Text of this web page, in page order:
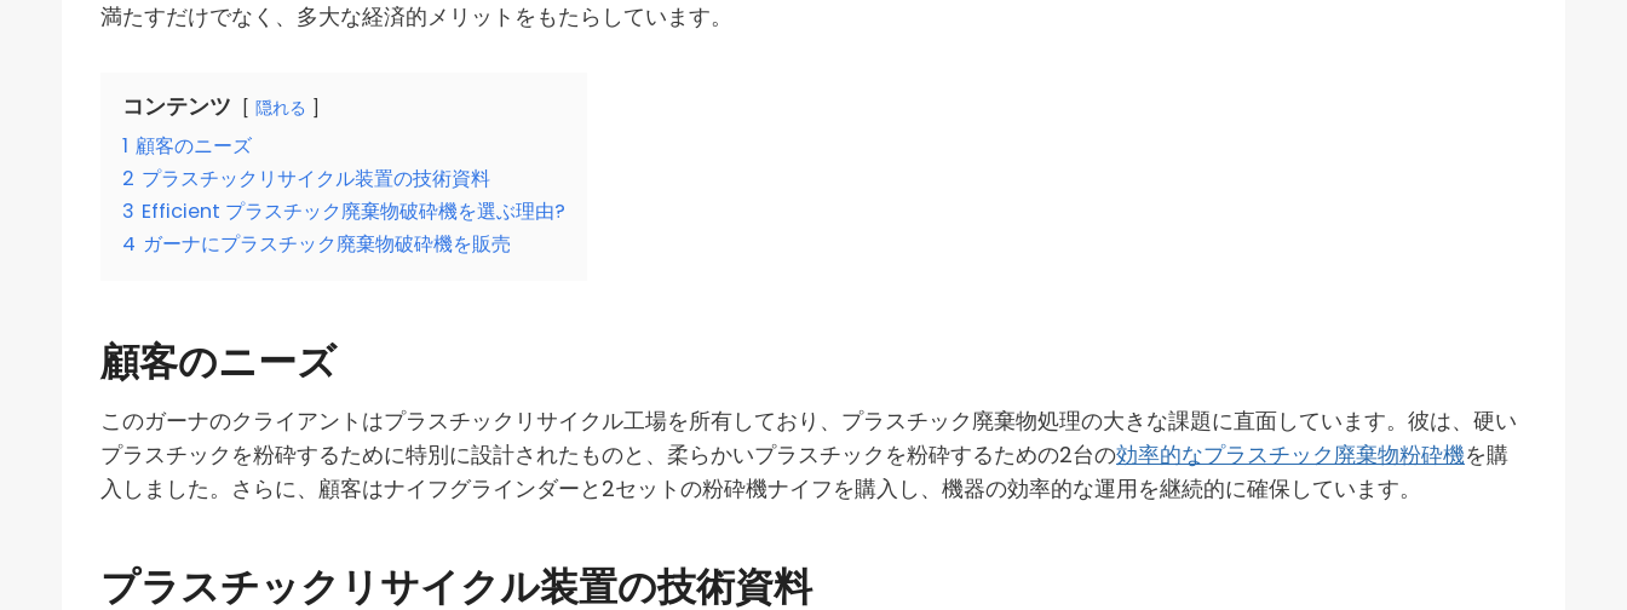
満たすだけでなく、多大な経済的メリットをもたらしています。
コンテンツ 隠れる
1 顧客のニーズ
2 プラスチックリサイクル装置の技術資料
3 Efficient プラスチック廃棄物破砕機を選ぶ理由?
4 ガーナにプラスチック廃棄物破砕機を販売
顧客のニーズ
このガーナのクライアントはプラスチックリサイクル工場を所有しており、プラスチック廃棄物処理の大きな課題に直面しています。彼は、硬い
プラスチックを粉砕するために特別に設計されたものと、柔らかいプラスチックを粉砕するための2台の効率的なプラスチック廃棄物粉砕機を購
入しました。さらに、顧客はナイフグラインダーと2セットの粉砕機ナイフを購入し、機器の効率的な運用を継続的に確保しています。
プラスチックリサイクル装置の技術資料